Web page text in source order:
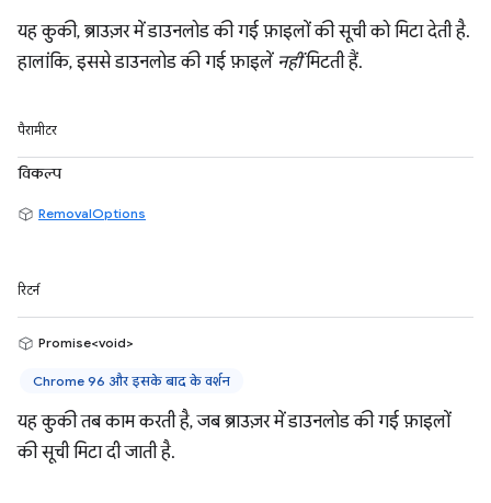
यह कुकी, ब्राउज़र में डाउनलोड की गई फ़ाइलों की सूची को मिटा देती है.
हालांकि, इससे डाउनलोड की गई फ़ाइलें नहींमिटती हैं.
पैरामीटर
विकल्प
RemovalOptions
रिटर्न
Promise<void>
Chrome 96 और इसके बाद के वर्शन
यह कुकी तब काम करती है, जब ब्राउज़र में डाउनलोड की गई फ़ाइलों
की सूची मिटा दी जाती है.